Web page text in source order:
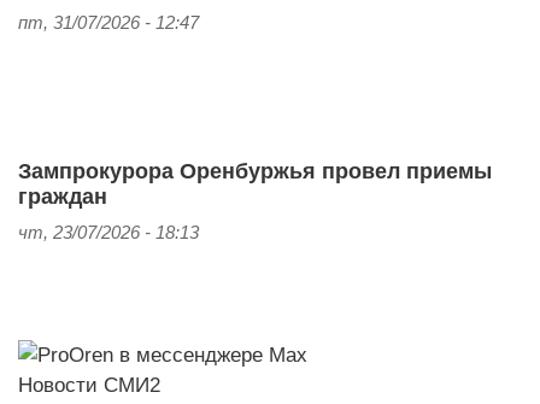
пт, 31/07/2026 - 12:47
Зампрокурора Оренбуржья провел приемы
граждан
чт, 23/07/2026 - 18:13
Новости СМИ2